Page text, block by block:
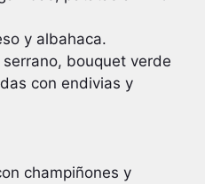
y albahaca.
bouquet verde
con endivias y
champiñones y